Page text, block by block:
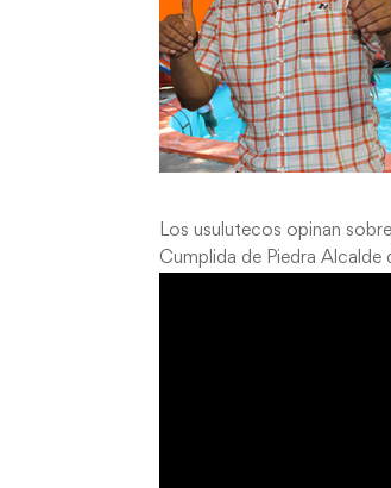
Los usulutecos opinan
Cumplida de Piedra Alcalde